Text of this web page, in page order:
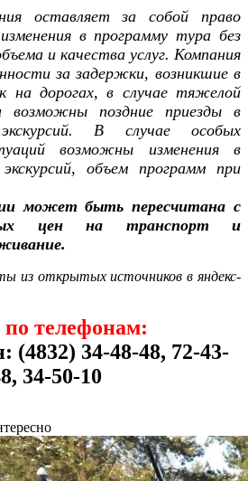
оставляет за собой право
в программу тура без
и качества услуг. Компания
за задержки, возникшие в
на дорогах, в случае тяжелой
возможны поздние приезды в
В случае особых
возможны изменения в
экскурсий, объем программ при
может быть пересчитана с
цен на транспорт и
из открытых источников в яндекс-
по телефонам:
(4832) 34-48-48, 72-43-
34-50-10